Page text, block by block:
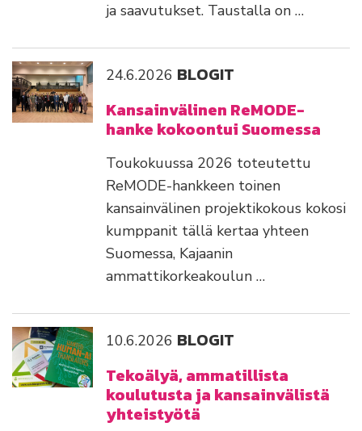
ja saavutukset. Taustalla on …
24.6.2026 BLOGIT
Kansainvälinen ReMODE-
hanke kokoontui Suomessa
Toukokuussa 2026 toteutettu
ReMODE-hankkeen toinen
kansainvälinen projektikokous kokosi
kumppanit tällä kertaa yhteen
Suomessa, Kajaanin
ammattikorkeakoulun …
10.6.2026 BLOGIT
Tekoälyä, ammatillista
koulutusta ja kansainvälistä
yhteistyötä